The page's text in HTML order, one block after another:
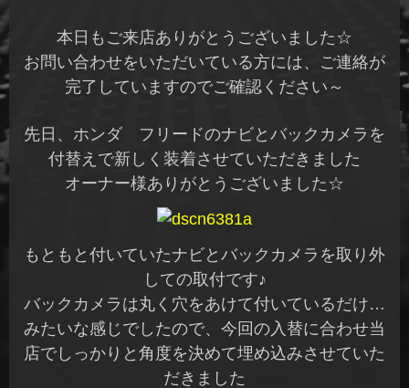
本日もご来店ありがとうございました☆
お問い合わせをいただいている方には、ご連絡が
完了していますのでご確認ください～
先日、ホンダ フリードのナビとバックカメラを
付替えで新しく装着させていただきました
オーナー様ありがとうございました☆
もともと付いていたナビとバックカメラを取り外
しての取付です♪
バックカメラは丸く穴をあけて付いているだけ…
みたいな感じでしたので、今回の入替に合わせ当
店でしっかりと角度を決めて埋め込みさせていた
だきました